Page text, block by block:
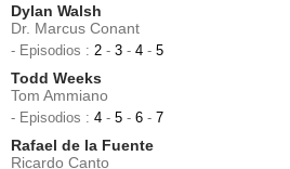
Dylan Walsh
Dr. Marcus Conant
- Episodios : 2 - 3 - 4 - 5
Todd Weeks
Tom Ammiano
- Episodios : 4 - 5 - 6 - 7
Rafael de la Fuente
Ricardo Canto